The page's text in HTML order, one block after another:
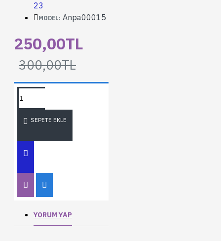
250,00TL
300,00TL
23
MODEL: Anpa00015
SEPETE EKLE
YORUM YAP